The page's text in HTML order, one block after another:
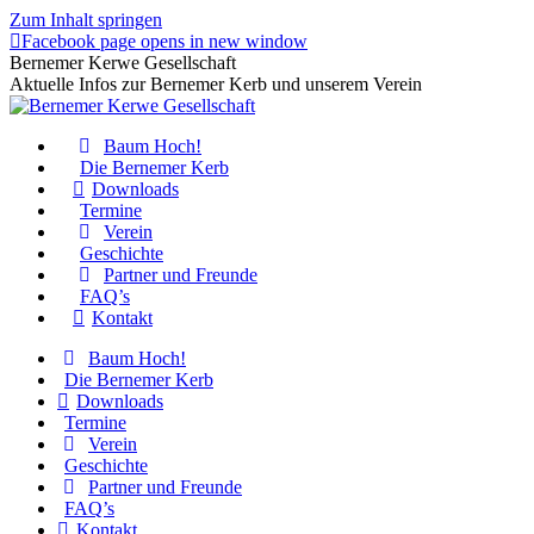
Zum Inhalt springen
Facebook page opens in new window
Bernemer Kerwe Gesellschaft
Aktuelle Infos zur Bernemer Kerb und unserem Verein
Baum Hoch!
Die Bernemer Kerb
Downloads
Termine
Verein
Geschichte
Partner und Freunde
FAQ’s
Kontakt
Baum Hoch!
Die Bernemer Kerb
Downloads
Termine
Verein
Geschichte
Partner und Freunde
FAQ’s
Kontakt